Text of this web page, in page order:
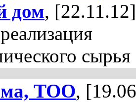
дом, [22.11.12]
сырья
ТОО,